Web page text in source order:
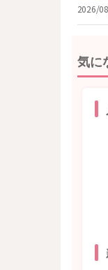
2026/
気に